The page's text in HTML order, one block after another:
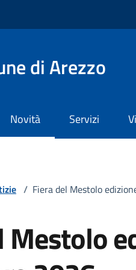
di Arezzo
Novità Servizi
/ Fiera del Mestolo
Mestolo